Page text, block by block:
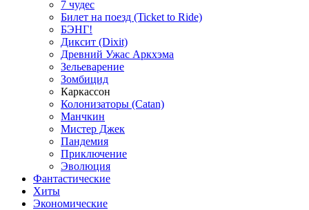
7 чудес
Билет на поезд (Ticket to Ride)
БЭНГ!
Диксит (Dixit)
Древний Ужас Аркхэма
Зельеварение
Зомбицид
Каркассон
Колонизаторы (Catan)
Манчкин
Мистер Джек
Пандемия
Приключение
Эволюция
Фантастические
Хиты
Экономические